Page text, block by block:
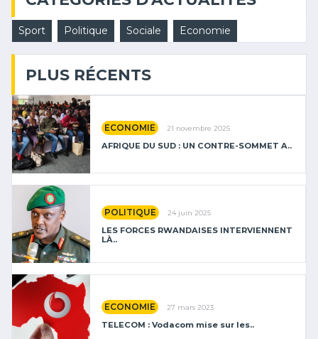
Sport Politique Sociale Economie
PLUS RÉCENTS
ECONOMIE 21 novembre 2025
AFRIQUE DU SUD : UN CONTRE-SOMMET A..
POLITIQUE 24 juin 2025
LES FORCES RWANDAISES INTERVIENNENT
LÀ..
ECONOMIE 27 mars 2023
TELECOM : Vodacom mise sur les..